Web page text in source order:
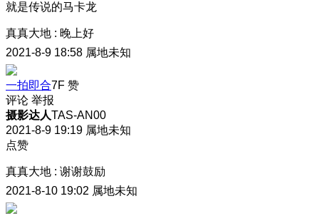
就是传说的马卡龙
真真大地 : 晚上好
2021-8-9 18:58 属地未知
一拍即合7F 赞
评论 举报
摄影达人TAS-AN00
2021-8-9 19:19 属地未知
点赞
真真大地 : 谢谢鼓励
2021-8-10 19:02 属地未知